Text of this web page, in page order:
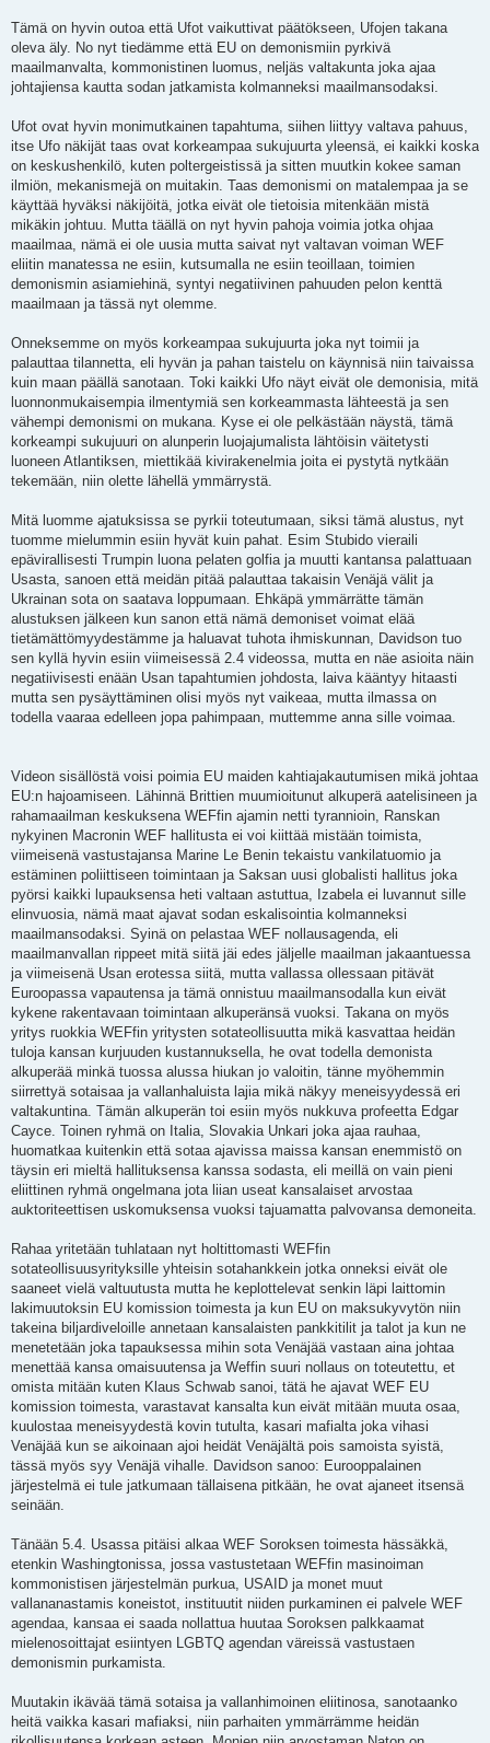
Tämä on hyvin outoa että Ufot vaikuttivat päätökseen, Ufojen takana
oleva äly. No nyt tiedämme että EU on demonismiin pyrkivä
maailmanvalta, kommonistinen luomus, neljäs valtakunta joka ajaa
johtajiensa kautta sodan jatkamista kolmanneksi maailmansodaksi.
Ufot ovat hyvin monimutkainen tapahtuma, siihen liittyy valtava pahuus,
itse Ufo näkijät taas ovat korkeampaa sukujuurta yleensä, ei kaikki koska
on keskushenkilö, kuten poltergeistissä ja sitten muutkin kokee saman
ilmiön, mekanismejä on muitakin. Taas demonismi on matalempaa ja se
käyttää hyväksi näkijöitä, jotka eivät ole tietoisia mitenkään mistä
mikäkin johtuu. Mutta täällä on nyt hyvin pahoja voimia jotka ohjaa
maailmaa, nämä ei ole uusia mutta saivat nyt valtavan voiman WEF
eliitin manatessa ne esiin, kutsumalla ne esiin teoillaan, toimien
demonismin asiamiehinä, syntyi negatiivinen pahuuden pelon kenttä
maailmaan ja tässä nyt olemme.
Onneksemme on myös korkeampaa sukujuurta joka nyt toimii ja
palauttaa tilannetta, eli hyvän ja pahan taistelu on käynnisä niin taivaissa
kuin maan päällä sanotaan. Toki kaikki Ufo näyt eivät ole demonisia, mitä
luonnonmukaisempia ilmentymiä sen korkeammasta lähteestä ja sen
vähempi demonismi on mukana. Kyse ei ole pelkästään näystä, tämä
korkeampi sukujuuri on alunperin luojajumalista lähtöisin väitetysti
luoneen Atlantiksen, miettikää kivirakenelmia joita ei pystytä nytkään
tekemään, niin olette lähellä ymmärrystä.
Mitä luomme ajatuksissa se pyrkii toteutumaan, siksi tämä alustus, nyt
tuomme mielummin esiin hyvät kuin pahat. Esim Stubido vieraili
epävirallisesti Trumpin luona pelaten golfia ja muutti kantansa palattuaan
Usasta, sanoen että meidän pitää palauttaa takaisin Venäjä välit ja
Ukrainan sota on saatava loppumaan. Ehkäpä ymmärrätte tämän
alustuksen jälkeen kun sanon että nämä demoniset voimat elää
tietämättömyydestämme ja haluavat tuhota ihmiskunnan, Davidson tuo
sen kyllä hyvin esiin viimeisessä 2.4 videossa, mutta en näe asioita näin
negatiivisesti enään Usan tapahtumien johdosta, laiva kääntyy hitaasti
mutta sen pysäyttäminen olisi myös nyt vaikeaa, mutta ilmassa on
todella vaaraa edelleen jopa pahimpaan, muttemme anna sille voimaa.
Videon sisällöstä voisi poimia EU maiden kahtiajakautumisen mikä johtaa
EU:n hajoamiseen. Lähinnä Brittien muumioitunut alkuperä aatelisineen ja
rahamaailman keskuksena WEFfin ajamin netti tyrannioin, Ranskan
nykyinen Macronin WEF hallitusta ei voi kiittää mistään toimista,
viimeisenä vastustajansa Marine Le Benin tekaistu vankilatuomio ja
estäminen poliittiseen toimintaan ja Saksan uusi globalisti hallitus joka
pyörsi kaikki lupauksensa heti valtaan astuttua, Izabela ei luvannut sille
elinvuosia, nämä maat ajavat sodan eskalisointia kolmanneksi
maailmansodaksi. Syinä on pelastaa WEF nollausagenda, eli
maailmanvallan rippeet mitä siitä jäi edes jäljelle maailman jakaantuessa
ja viimeisenä Usan erotessa siitä, mutta vallassa ollessaan pitävät
Euroopassa vapautensa ja tämä onnistuu maailmansodalla kun eivät
kykene rakentavaan toimintaan alkuperänsä vuoksi. Takana on myös
yritys ruokkia WEFfin yritysten sotateollisuutta mikä kasvattaa heidän
tuloja kansan kurjuuden kustannuksella, he ovat todella demonista
alkuperää minkä tuossa alussa hiukan jo valoitin, tänne myöhemmin
siirrettyä sotaisaa ja vallanhaluista lajia mikä näkyy meneisyydessä eri
valtakuntina. Tämän alkuperän toi esiin myös nukkuva profeetta Edgar
Cayce. Toinen ryhmä on Italia, Slovakia Unkari joka ajaa rauhaa,
huomatkaa kuitenkin että sotaa ajavissa maissa kansan enemmistö on
täysin eri mieltä hallituksensa kanssa sodasta, eli meillä on vain pieni
eliittinen ryhmä ongelmana jota liian useat kansalaiset arvostaa
auktoriteettisen uskomuksensa vuoksi tajuamatta palvovansa demoneita.
Rahaa yritetään tuhlataan nyt holtittomasti WEFfin
sotateollisuusyrityksille yhteisin sotahankkein jotka onneksi eivät ole
saaneet vielä valtuutusta mutta he keplottelevat senkin läpi laittomin
lakimuutoksin EU komission toimesta ja kun EU on maksukyvytön niin
takeina biljardiveloille annetaan kansalaisten pankkitilit ja talot ja kun ne
menetetään joka tapauksessa mihin sota Venäjää vastaan aina johtaa
menettää kansa omaisuutensa ja Weffin suuri nollaus on toteutettu, et
omista mitään kuten Klaus Schwab sanoi, tätä he ajavat WEF EU
komission toimesta, varastavat kansalta kun eivät mitään muuta osaa,
kuulostaa meneisyydestä kovin tutulta, kasari mafialta joka vihasi
Venäjää kun se aikoinaan ajoi heidät Venäjältä pois samoista syistä,
tässä myös syy Venäjä vihalle. Davidson sanoo: Eurooppalainen
järjestelmä ei tule jatkumaan tällaisena pitkään, he ovat ajaneet itsensä
seinään.
Tänään 5.4. Usassa pitäisi alkaa WEF Soroksen toimesta hässäkkä,
etenkin Washingtonissa, jossa vastustetaan WEFfin masinoiman
kommonistisen järjestelmän purkua, USAID ja monet muut
vallananastamis koneistot, instituutit niiden purkaminen ei palvele WEF
agendaa, kansaa ei saada nollattua huutaa Soroksen palkkaamat
mielenosoittajat esiintyen LGBTQ agendan väreissä vastustaen
demonismin purkamista.
Muutakin ikävää tämä sotaisa ja vallanhimoinen eliitinosa, sanotaanko
heitä vaikka kasari mafiaksi, niin parhaiten ymmärrämme heidän